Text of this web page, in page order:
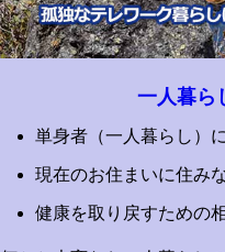
一人暮ら
単身者（一人暮らし）
現在のお住まいに住み
健康を取り戻すための